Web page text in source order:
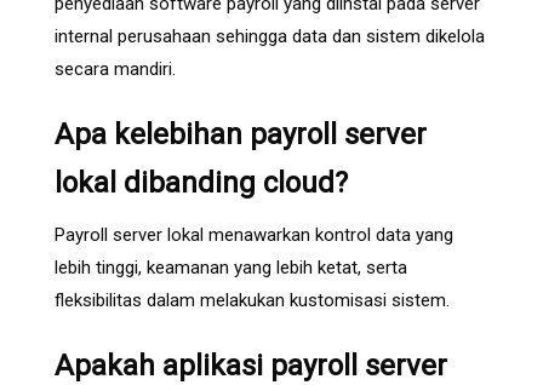
internal perusahaan sehingga data dan sistem dikelola
secara mandiri.
Apa kelebihan payroll server
lokal dibanding cloud?
Payroll server lokal menawarkan kontrol data yang
lebih tinggi, keamanan yang lebih ketat, serta
fleksibilitas dalam melakukan kustomisasi sistem.
Apakah aplikasi payroll server